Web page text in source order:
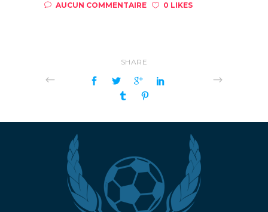
AUCUN COMMENTAIRE
0 LIKES
SHARE